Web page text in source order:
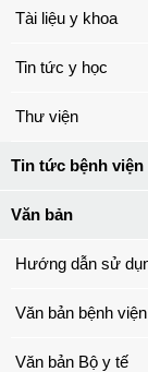
Tài liệu y khoa
Tin tức y học
Thư viện
Tin tức bệnh viện
Văn bản
Hướng dẫn sử
Văn bản bệnh viện
Văn bản Bộ y tế